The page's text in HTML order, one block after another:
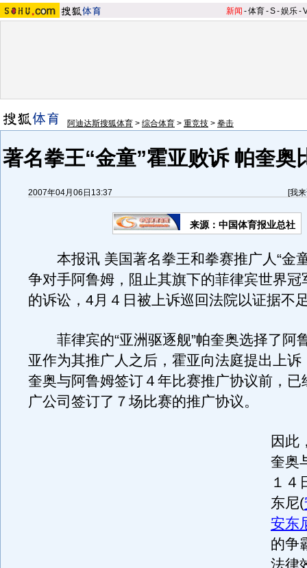
新闻 -体育-S-娱乐-
阿迪达斯搜狐体育 > 综合体育 > 重竞技 > 拳击
著名拳王“金童”霍亚败诉 帕奎奥
2007年04月06日13:37 [我
来源：中国体育报业总社
本报讯 美国著名拳王和拳赛推广人“金
争对手阿鲁姆，阻止其旗下的菲律宾世界冠
的诉讼，4月４日被上诉巡回法院以证据不
菲律宾的“亚洲驱逐舰”帕奎奥选择了阿
亚作为其推广人之后，霍亚向法庭提出上诉
奎奥与阿鲁姆签订４年比赛推广协议前，已
广公司签订了７场比赛的推广协议。
因此
奎奥
１４
东尼(
安东
的争
法律